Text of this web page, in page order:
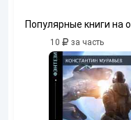
Популярные книги на
10 за часть